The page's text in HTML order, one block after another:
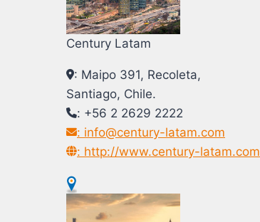
Century Latam
: Maipo 391, Recoleta,
Santiago, Chile.
: +56 2 2629 2222
: info@century-latam.com
: http://www.century-latam.com